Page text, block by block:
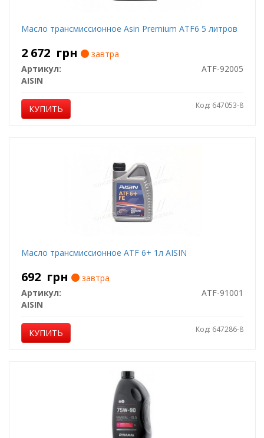
Масло трансмиссионное Asin Premium ATF6 5 литров
2 672 грн
завтра
Артикул:
ATF-92005
AISIN
КУПИТЬ Код: 647053-8
Масло трансмиссионное ATF 6+ 1л AISIN
692 грн
завтра
Артикул:
ATF-91001
AISIN
КУПИТЬ Код: 647286-8